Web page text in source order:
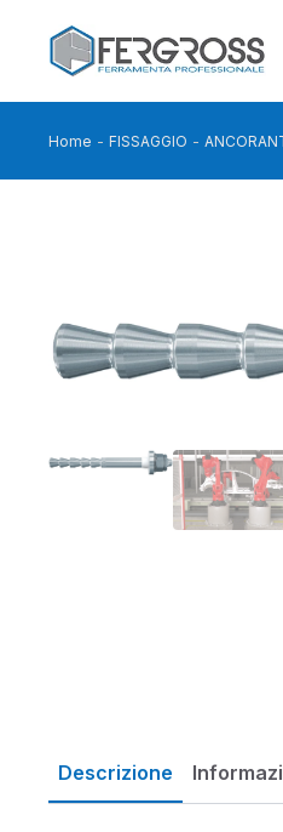
Home FISSAGGIO
Descrizione